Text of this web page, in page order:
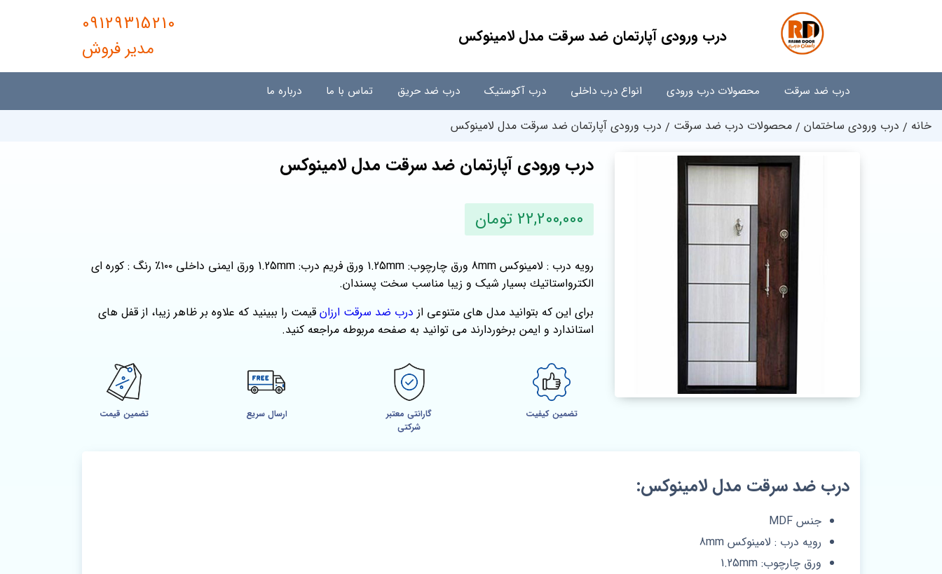
درب ورودی آپارتمان ضد سرقت مدل لامينوكس
09129315210
مدیر فروش
درب ضد سرقت محصولات درب ورودی انواع درب داخلی درب آکوستیک درب ضد حریق تماس با ما درباره ما
خانه درب ورودی ساختمان محصولات درب ضد سرقت درب ورودی آپارتمان ضد سرقت مدل لامينوكس
درب ورودی آپارتمان ضد سرقت مدل لامينوكس
22,200,000 تومان
رویه درب : لامینوکس 8mm ورق چارچوب: 1.25mm ورق فريم درب: 1.25mm ورق ايمنى داخلى ١٠٠٪‏ رنگ : كوره اى
الكترواستاتيك بسیار شیک و زیبا مناسب سخت پسندان.
برای این که بتوانید مدل‌ های متنوعی از درب ضد سرقت ارزان قیمت را ببینید که علاوه بر ظاهر زیبا، از قفل‌ های
استاندارد و ایمن برخوردارند می توانید به صفحه مربوطه مراجعه کنید.
تضمین کیفیت
گارانتی معتبر
شرکتی
ارسال سریع تضمین قیمت
درب ضد سرقت مدل لامينوكس:
جنس MDF
رویه درب : لامینوکس 8mm
ورق چارچوب: 1.25mm